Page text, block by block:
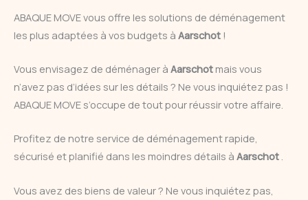
ABAQUE MOVE vous offre les solutions de déménagement
les plus adaptées à vos budgets à Aarschot !
Vous envisagez de déménager à Aarschot mais vous
n’avez pas d’idées sur les détails ? Ne vous inquiétez pas !
ABAQUE MOVE s’occupe de tout pour réussir votre affaire.
Profitez de notre service de déménagement rapide,
sécurisé et planifié dans les moindres détails à Aarschot .
Vous avez des biens de valeur ? Ne vous inquiétez pas,